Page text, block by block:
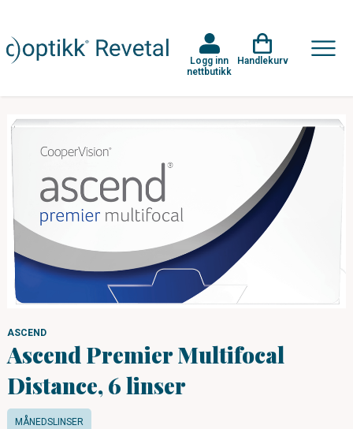
Logg inn
nettbutikk
Handlekurv
ASCEND
Ascend Premier Multifocal
Distance, 6 linser
MÅNEDSLINSER